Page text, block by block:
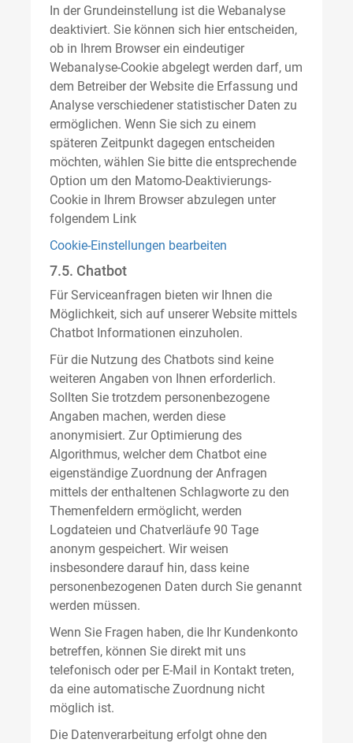
In der Grundeinstellung ist die Webanalyse
deaktiviert. Sie können sich hier entscheiden,
ob in Ihrem Browser ein eindeutiger
Webanalyse-Cookie abgelegt werden darf, um
dem Betreiber der Website die Erfassung und
Analyse verschiedener statistischer Daten zu
ermöglichen. Wenn Sie sich zu einem
späteren Zeitpunkt dagegen entscheiden
möchten, wählen Sie bitte die entsprechende
Option um den Matomo-Deaktivierungs-
Cookie in Ihrem Browser abzulegen unter
folgendem Link
Cookie-Einstellungen bearbeiten
7.5. Chatbot
Für Serviceanfragen bieten wir Ihnen die
Möglichkeit, sich auf unserer Website mittels
Chatbot Informationen einzuholen.
Für die Nutzung des Chatbots sind keine
weiteren Angaben von Ihnen erforderlich.
Sollten Sie trotzdem personenbezogene
Angaben machen, werden diese
anonymisiert. Zur Optimierung des
Algorithmus, welcher dem Chatbot eine
eigenständige Zuordnung der Anfragen
mittels der enthaltenen Schlagworte zu den
Themenfeldern ermöglicht, werden
Logdateien und Chatverläufe 90 Tage
anonym gespeichert. Wir weisen
insbesondere darauf hin, dass keine
personenbezogenen Daten durch Sie genannt
werden müssen.
Wenn Sie Fragen haben, die Ihr Kundenkonto
betreffen, können Sie direkt mit uns
telefonisch oder per E-Mail in Kontakt treten,
da eine automatische Zuordnung nicht
möglich ist.
Die Datenverarbeitung erfolgt ohne den